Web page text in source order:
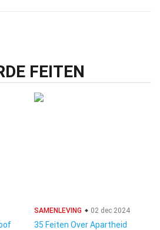
FEITEN
SAMENLEVING 02 dec 2024
35 Feiten Over Apartheid